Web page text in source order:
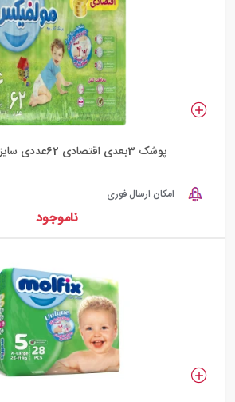
پوشک 3بعدی اقتصادی 62عددی سایز4 مولفیکس
امکان ارسال فوری
ناموجود